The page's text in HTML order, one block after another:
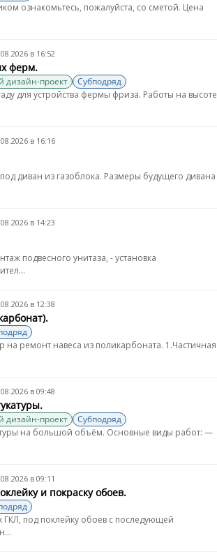
ознакомьтесь, пожалуйста, со сметой. Цена
в 16:52
ферм.
дизайн-проект
Субподряд
для устройства фермы фриза. Работы на высоте
в 16:16
диван из газоблока. Размеры будущего дивана
в 14:23
подвесного унитаза, - установка
в 12:38
на ремонт навеса из поликарбоната. 1.Частичная
в 09:48
дизайн-проект
Субподряд
на большой объём. Основные виды работ: —
в 09:11
и покраску обоев.
ГКЛ, под поклейку обоев с последующей